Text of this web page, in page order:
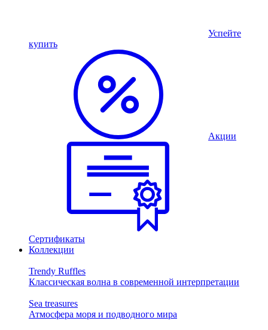
Успейте
купить
Акции
Сертификаты
Коллекции
Trendy Ruffles
Классическая волна в современной интерпретации
Sea treasures
Атмосфера моря и подводного мира